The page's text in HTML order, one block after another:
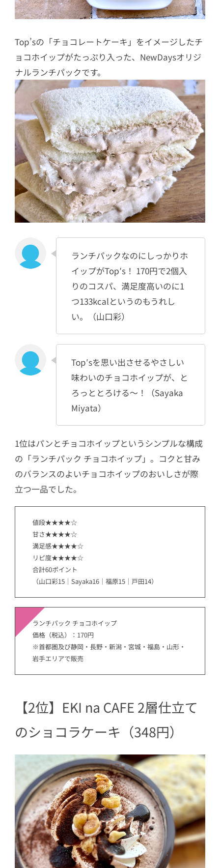
Top’sの「チョコレートケーキ」をイメージしたチ
ョコホイップがたっぷり入った、NewDaysオリジ
ナルランチパックです。
ランチパックなのにしっかりホ
イップがTop′s！ 170円で2個入
りのコスパ、満足度高いのに1
つ133kcalというのもうれし
い。（山口彩）
Top′sを思い出させるやさしい
味わいのチョコホイップが、と
ろっととろける～！（Sayaka
Miyata）
1位はパンとチョコホイップというシンプルな構成
の「ランチパック チョコホイップ」。コクと甘み
のバランスのよいチョコホイップのおいしさが際
立つ一品でした。
値段★★★★☆
甘さ★★★★☆
満足感★★★★☆
リピ度★★★★☆
合計60ポイント
（山口彩15｜Sayaka16｜福原15｜戸田14）
ランチパック チョコホイップ
価格（税込）：170円
※首都圏及び静岡・長野・新潟・宮城・福島・山形・
岩手エリアで販売
【2位】EKI na CAFE 2層仕立て
のショコラケーキ（348円）